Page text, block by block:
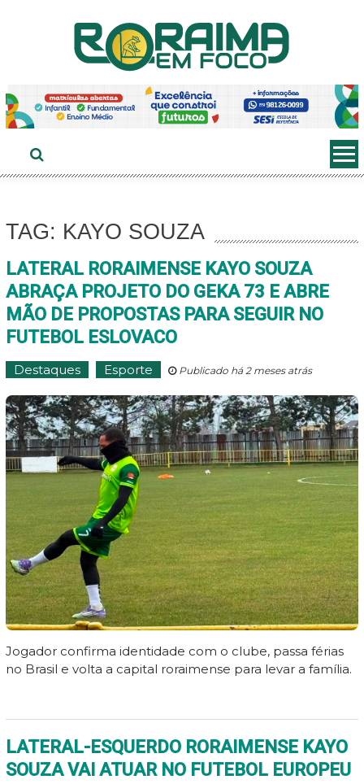
TAG: KAYO SOUZA
LATERAL RORAIMENSE KAYO SOUZA
ABRAÇA PROJETO DO GEKA 73 E ABRE
MÃO DE PROPOSTAS PARA SEGUIR NO
FUTEBOL ESLOVACO
Destaques Esporte Publicado há 2 meses atrás
Jogador confirma identidade com o clube, passa férias
no Brasil e volta a capital roraimense para levar a família.
LATERAL-ESQUERDO RORAIMENSE KAYO
SOUZA VAI ATUAR NO FUTEBOL EUROPEU